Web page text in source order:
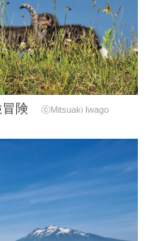
冒険 ⓒMitsuaki Iwago